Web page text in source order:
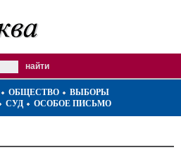
ОБЩЕСТВО
ВЫБОРЫ
СУД ОСОБОЕ ПИСЬМО